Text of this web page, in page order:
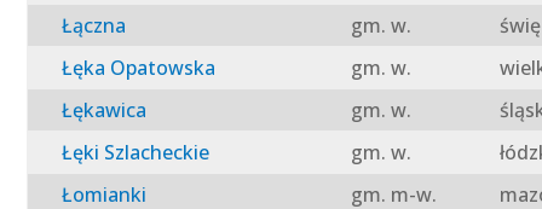
Łączna
gm. w.
Łęka Opatowska
gm. w.
Łękawica
gm. w.
Łęki Szlacheckie
gm. w.
Łomianki
gm. m-w.